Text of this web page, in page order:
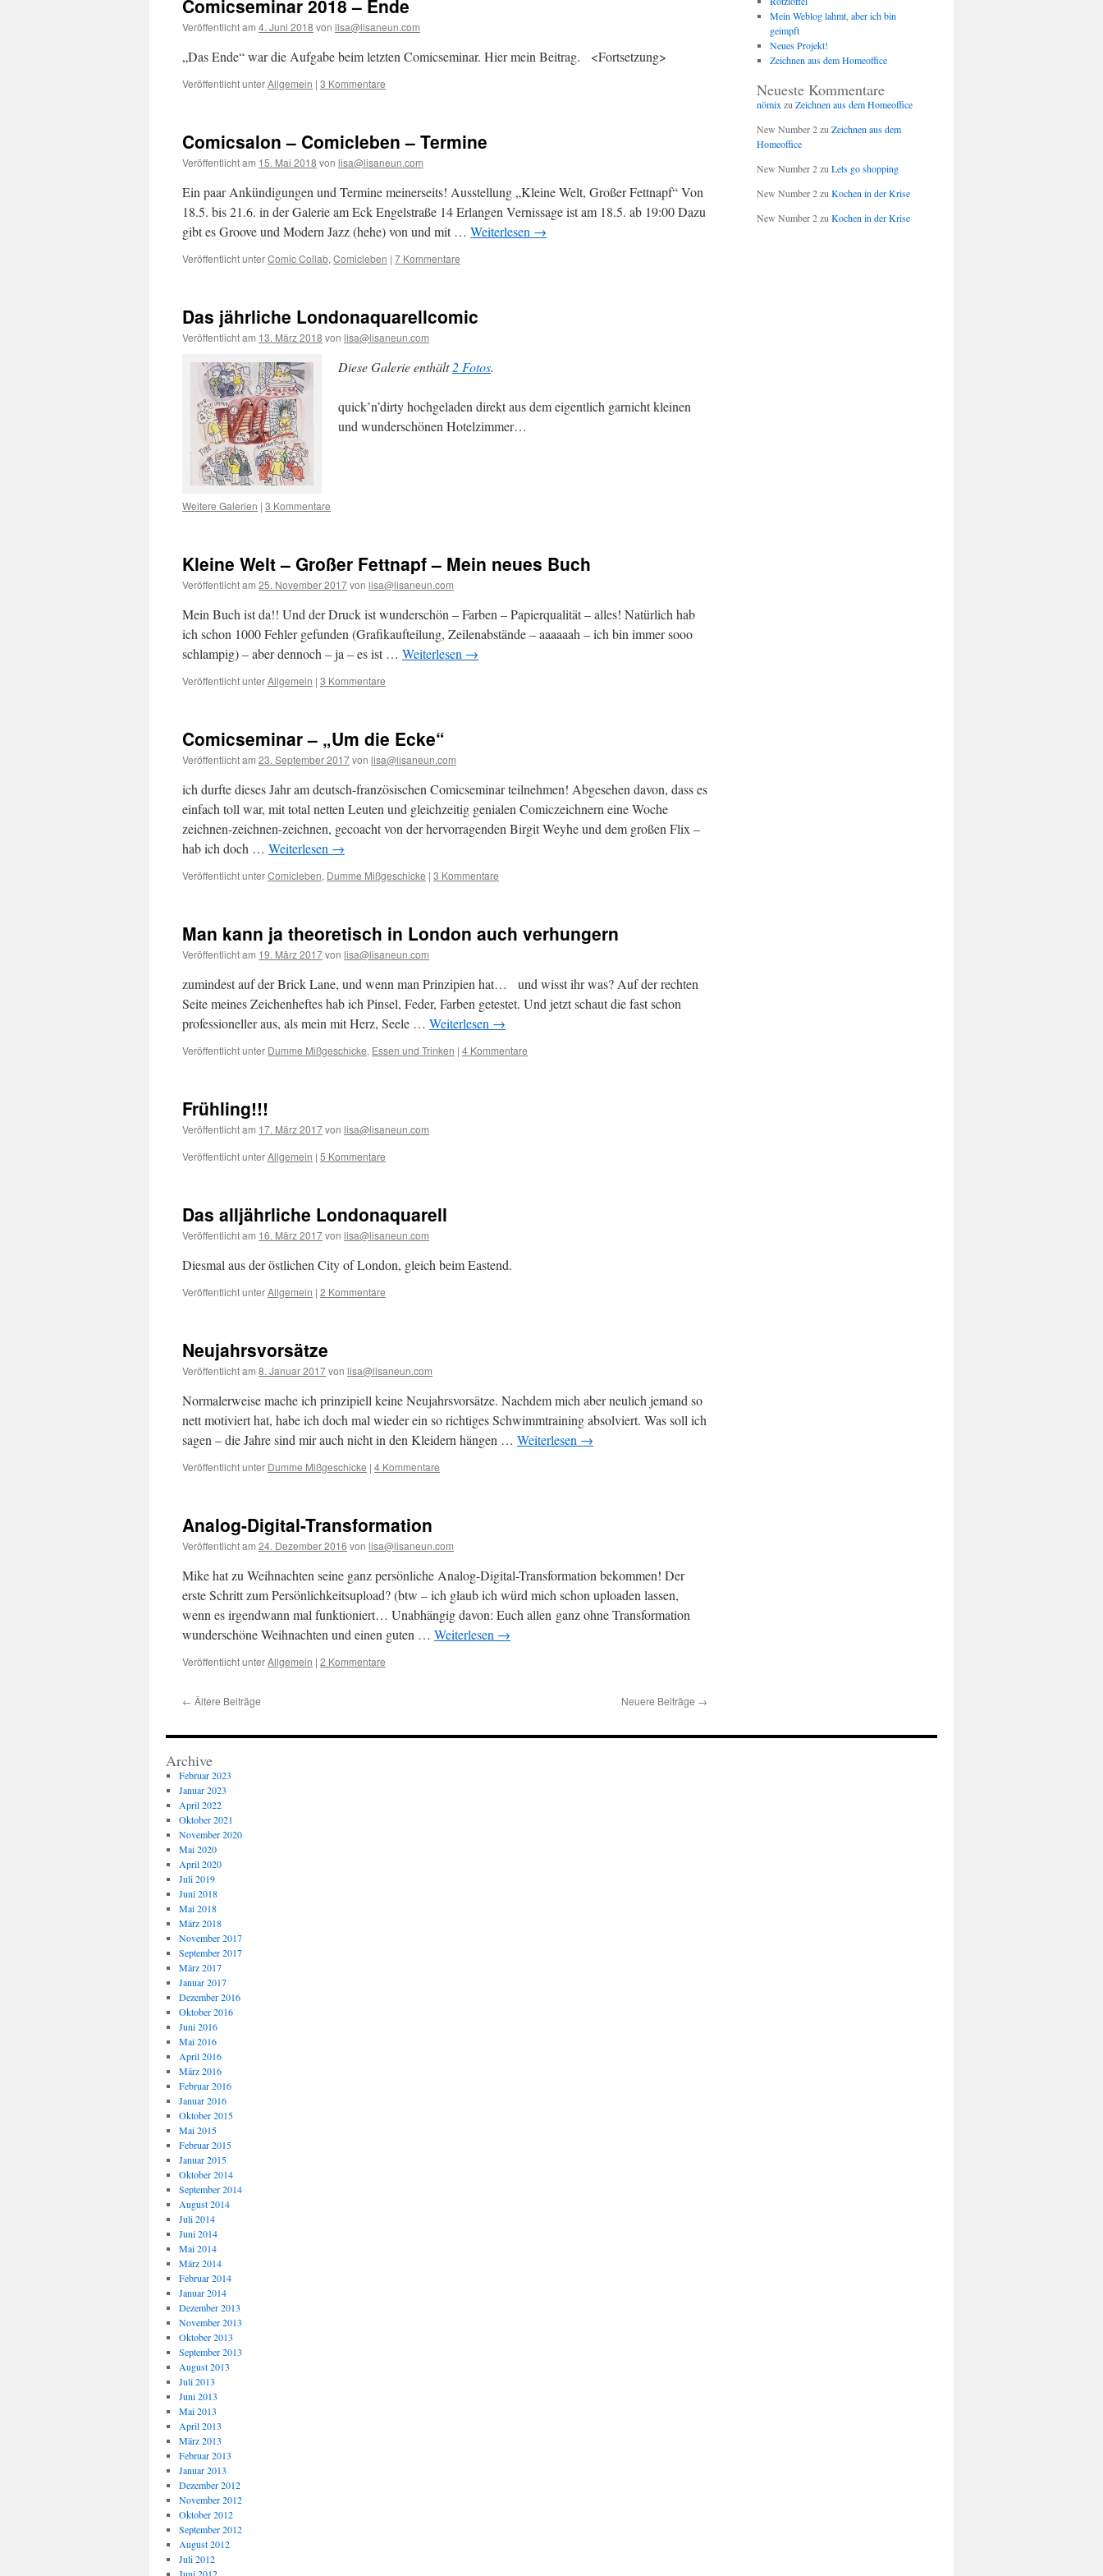
Comicseminar 2018 – Ende
Veröffentlicht am 4. Juni 2018 von lisa@lisaneun.com
„Das Ende“ war die Aufgabe beim letzten Comicseminar. Hier mein Beitrag. <Fortsetzung>
Veröffentlicht unterAllgemein | 3 Kommentare
Comicsalon – Comicleben – Termine
Veröffentlicht am 15. Mai 2018 von lisa@lisaneun.com
Ein paar Ankündigungen und Termine meinerseits! Ausstellung „Kleine Welt, Großer Fettnapf“ Von
18.5. bis 21.6. in der Galerie am Eck Engelstraße 14 Erlangen Vernissage ist am 18.5. ab 19:00 Dazu
gibt es Groove und Modern Jazz (hehe) von und mit … Weiterlesen →
Veröffentlicht unterComic Collab, Comicleben | 7 Kommentare
Das jährliche Londonaquarellcomic
Veröffentlicht am 13. März 2018 von lisa@lisaneun.com
Diese Galerie enthält2 Fotos.
quick’n’dirty hochgeladen direkt aus dem eigentlich garnicht kleinen
und wunderschönen Hotelzimmer…
Weitere Galerien | 3 Kommentare
Kleine Welt – Großer Fettnapf – Mein neues Buch
Veröffentlicht am 25. November 2017von lisa@lisaneun.com
Mein Buch ist da!! Und der Druck ist wunderschön – Farben – Papierqualität – alles! Natürlich hab
ich schon 1000 Fehler gefunden (Grafikaufteilung, Zeilenabstände – aaaaaah – ich bin immer sooo
schlampig) – aber dennoch – ja – es ist … Weiterlesen →
Veröffentlicht unterAllgemein | 3 Kommentare
Comicseminar – „Um die Ecke“
Veröffentlicht am 23. September 2017von lisa@lisaneun.com
ich durfte dieses Jahr am deutsch-französischen Comicseminar teilnehmen! Abgesehen davon, dass es
einfach toll war, mit total netten Leuten und gleichzeitig genialen Comiczeichnern eine Woche
zeichnen-zeichnen-zeichnen, gecoacht von der hervorragenden Birgit Weyhe und dem großen Flix –
hab ich doch … Weiterlesen →
Veröffentlicht unterComicleben, Dumme Mißgeschicke | 3 Kommentare
Man kann ja theoretisch in London auch verhungern
Veröffentlicht am 19. März 2017von lisa@lisaneun.com
zumindest auf der Brick Lane, und wenn man Prinzipien hat… und wisst ihr was? Auf der rechten
Seite meines Zeichenheftes hab ich Pinsel, Feder, Farben getestet. Und jetzt schaut die fast schon
professioneller aus, als mein mit Herz, Seele … Weiterlesen →
Veröffentlicht unter Dumme Mißgeschicke, Essen und Trinken | 4 Kommentare
Frühling!!!
Veröffentlicht am 17. März 2017von lisa@lisaneun.com
Veröffentlicht unterAllgemein | 5 Kommentare
Das alljährliche Londonaquarell
Veröffentlicht am 16. März 2017von lisa@lisaneun.com
Diesmal aus der östlichen City of London, gleich beim Eastend.
Veröffentlicht unterAllgemein | 2 Kommentare
Neujahrsvorsätze
Veröffentlicht am 8. Januar 2017von lisa@lisaneun.com
Normalerweise mache ich prinzipiell keine Neujahrsvorsätze. Nachdem mich aber neulich jemand so
nett motiviert hat, habe ich doch mal wieder ein so richtiges Schwimmtraining absolviert. Was soll ich
sagen – die Jahre sind mir auch nicht in den Kleidern hängen … Weiterlesen →
Veröffentlicht unter Dumme Mißgeschicke | 4 Kommentare
Analog-Digital-Transformation
Veröffentlicht am 24. Dezember 2016 von lisa@lisaneun.com
Mike hat zu Weihnachten seine ganz persönliche Analog-Digital-Transformation bekommen! Der
erste Schritt zum Persönlichkeitsupload? (btw – ich glaub ich würd mich schon uploaden lassen,
wenn es irgendwann mal funktioniert… Unabhängig davon: Euch allen ganz ohne Transformation
wunderschöne Weihnachten und einen guten … Weiterlesen →
Veröffentlicht unterAllgemein | 2 Kommentare
← Ältere Beiträge Neuere Beiträge →
Mein Weblog lahmt, aber ich bin
geimpft
Neues Projekt!
Zeichnen aus dem Homeoffice
Neueste Kommentare
nömix zu Zeichnen aus dem Homeoffice
New Number 2zu Zeichnen aus dem
Homeoffice
New Number 2zu Lets go shopping
New Number 2zu Kochen in der Krise
New Number 2zu Kochen in der Krise
Archive
Februar 2023
Januar 2023
April 2022
Oktober 2021
November 2020
Mai 2020
April 2020
Juli 2019
Juni 2018
Mai 2018
März 2018
November 2017
September 2017
März 2017
Januar 2017
Dezember 2016
Oktober 2016
Juni 2016
Mai 2016
April 2016
März 2016
Februar 2016
Januar 2016
Oktober 2015
Mai 2015
Februar 2015
Januar 2015
Oktober 2014
September 2014
August 2014
Juli 2014
Juni 2014
Mai 2014
März 2014
Februar 2014
Januar 2014
Dezember 2013
November 2013
Oktober 2013
September 2013
August 2013
Juli 2013
Juni 2013
Mai 2013
April 2013
März 2013
Februar 2013
Januar 2013
Dezember 2012
November 2012
Oktober 2012
September 2012
August 2012
Juli 2012